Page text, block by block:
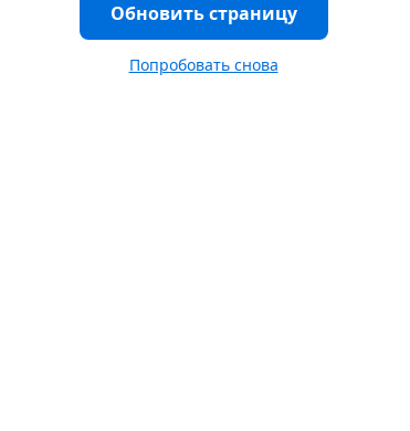
Обновить страницу
Попробовать снова